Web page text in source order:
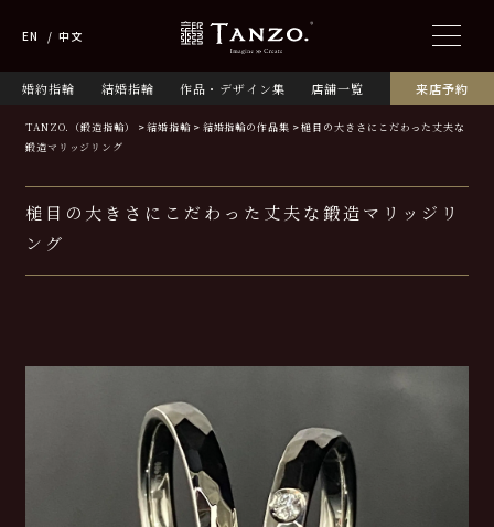
婚約指輪 結婚指輪 作品・デザイン集 店舗一覧 来店予約
EN 中文
TANZO.（鍛造指輪） 結婚指輪 結婚指輪の作品集
槌目の大きさにこだわった丈夫な
鍛造マリッジリング
槌目の大きさにこだわった丈夫な鍛造マリッジリ
ング